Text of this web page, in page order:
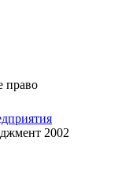
право
2002